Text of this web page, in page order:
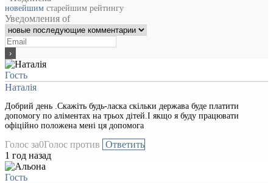
новейшим старейшим рейтингу
Уведомления of
Гость
Наталія
Добрий день .Скажіть будь-ласка скільки держава буде платити
допомогу по аліментах на трьох дітей.І якщо я буду працювати
офіційно положена мені ця допомога
Голос за0Голос против Ответить
1 год назад
Гость